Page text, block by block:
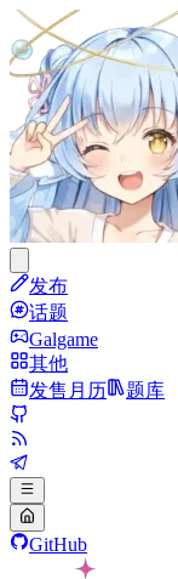
发布
话题
Galgame
其他
发售月历
题库
GitHub